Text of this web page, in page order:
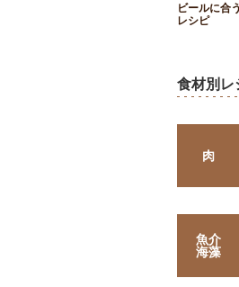
ビールに合
レシピ
食材別レ
肉
魚介
海藻